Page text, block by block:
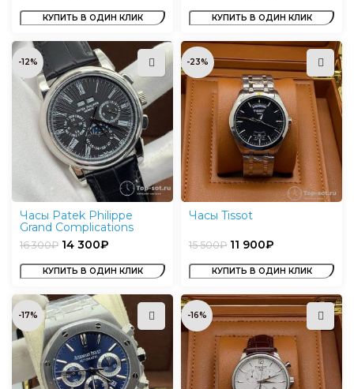
КУПИТЬ В ОДИН КЛИК КУПИТЬ В ОДИН КЛИК
-12%
Часы Patek Philippe
Grand Complications
16 300₽ 14 300₽
КУПИТЬ В ОДИН КЛИК
-23%
Часы Tissot
15 500₽ 11 900₽
КУПИТЬ В ОДИН КЛИК
-17% -16%